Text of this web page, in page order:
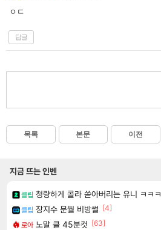
ㅇㄷ
답글
목록 본문 이전
지금 뜨는 인벤
클립 청량하게 콜라 쏟아버리는 유니 ㅋㅋㅋ
클립 장지수 문월 비방썰 [4]
로아 노말 클 45분컷 [63]